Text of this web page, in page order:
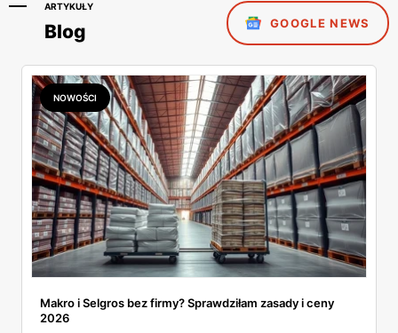
ARTYKUŁY
Blog GOOGLE NEWS
NOWOŚCI
Makro i Selgros bez firmy? Sprawdziłam zasady i ceny
2026